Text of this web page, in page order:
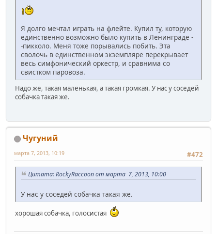
Я долго мечтал играть на флейте. Купил ту, которую
единственно возможно было купить в Ленинграде -
-пикколо. Меня тоже порывались побить. Эта
сволочь в единственном экземпляре перекрывает
весь симфонический оркестр, и сравнима со
свистком паровоза.
Надо же, такая маленькая, а такая громкая. У нас у соседей
собачка такая же.
Чугуний
#472
марта 7, 2013, 10:19
Цитата: RockyRaccoon от марта 7, 2013, 10:00
У нас у соседей собачка такая же.
хорошая собачка, голосистая